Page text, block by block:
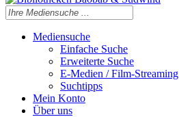
Mediensuche
Einfache Suche
Erweiterte Suche
E-Medien / Film-Streaming
Suchtipps
Mein Konto
Über uns